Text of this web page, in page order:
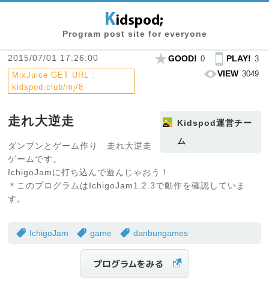
Program post site for everyone
2015/07/01 17:26:00
MixJuice GET URL :
kidspod.club/mj/8
GOOD! 0 PLAY! 3
VIEW 3049
Kidspod運営チー
ム
走れ大逆走
ダンブンとゲーム作り 走れ大逆走
ゲームです。
IchigoJamに打ち込んで遊んじゃおう！
＊このプログラムはIchigoJam1.2.3で動作を確認していま
す。
IchigoJam game danbungames